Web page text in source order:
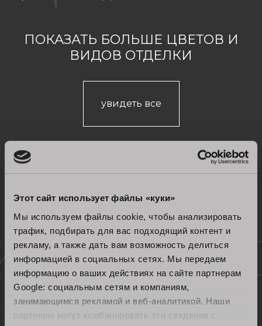
Этот сайт использует файлы «куки»
Мы используем файлы cookie, чтобы анализировать
трафик, подбирать для вас подходящий контент и
рекламу, а также дать вам возможность делиться
информацией в социальных сетях. Мы передаем
информацию о ваших действиях на сайте партнерам
Google: социальным сетям и компаниям,
занимающимся рекламой и веб-аналитикой. Наши
партнеры могут комбинировать эти сведения с
ПОКАЗАТЬ БОЛЬШЕ ЦВЕТОВ И
ВИДОВ ОТДЕЛКИ
увидеть все
Сертифицированное
качество